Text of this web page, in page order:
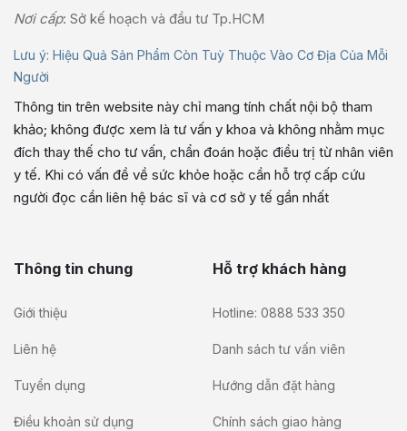
Nơi cấp: Sở kế hoạch và đầu tư Tp.HCM
Lưu ý: Hiệu Quả Sản Phẩm Còn Tuỳ Thuộc Vào Cơ Địa Của Mỗi
Người
Thông tin trên website này chỉ mang tính chất nội bộ tham
khảo; không được xem là tư vấn y khoa và không nhằm mục
đích thay thế cho tư vấn, chẩn đoán hoặc điều trị từ nhân viên
y tế. Khi có vấn đề về sức khỏe hoặc cần hỗ trợ cấp cứu
người đọc cần liên hệ bác sĩ và cơ sở y tế gần nhất
Thông tin chung
Giới thiệu
Liên hệ
Tuyển dụng
Điều khoản sử dụng
Hỗ trợ khách hàng
Hotline: 0888 533 350
Danh sách tư vấn viên
Hướng dẫn đặt hàng
Chính sách giao hàng